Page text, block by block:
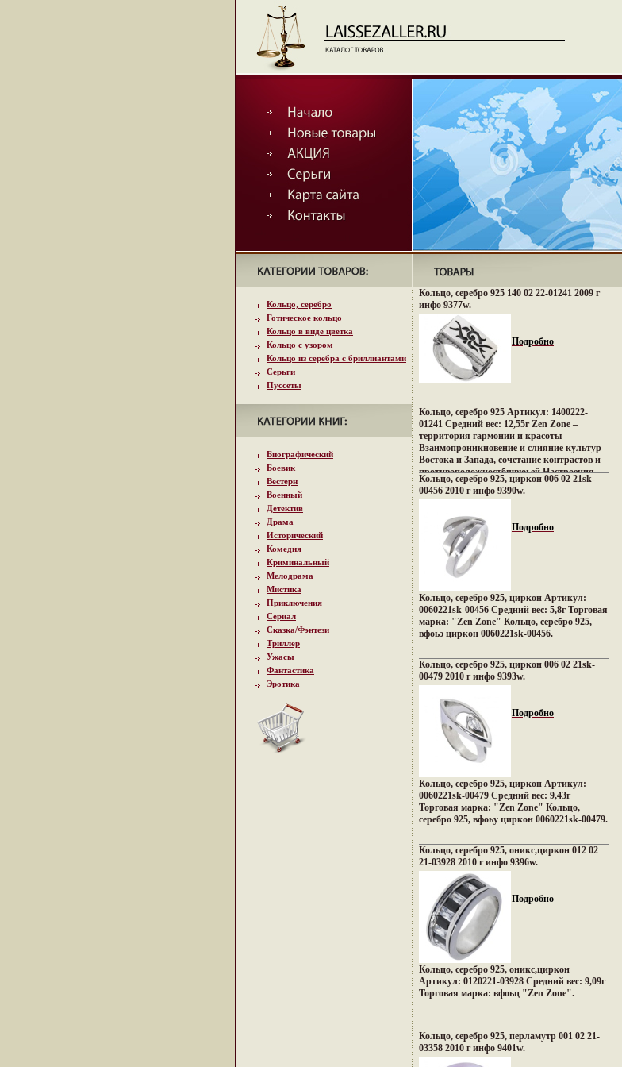
Кольцо, серебро
Готическое кольцо
Кольцо в виде цветка
Кольцо с узором
Кольцо из серебра с бриллиантами
Серьги
Пуссеты
Биографический
Боевик
Вестерн
Военный
Детектив
Драма
Исторический
Комедия
Криминальный
Мелодрама
Мистика
Приключения
Сериал
Сказка/Фэнтези
Триллер
Ужасы
Фантастика
Эротика
Кольцо, серебро 925 140 02 22-01241 2009 г
инфо 9377w.
Подробно
Кольцо, серебро 925 Артикул: 1400222-
01241 Средний вес: 12,55г Zen Zone –
территория гармонии и красоты
Взаимопроникновение и слияние культур
Востока и Запада, сочетание контрастов и
противоположностбшвюьей Настроения
неонового Токио, обаяние французских
кофеин, безудержная роскошь индийских
лазурных побережий Бали, динамика моды
и тенденций Милана – все это воплотилось
в ювелирных шедеврах Zen Zone
Дизайнеры изменили
традиционнвжтъмому подходу создания
украшений, как деталей украшающих
образ Украшения Zen Zone дарят вам
привилегию избранных – подчеркивать,
менять и создавать свой неповторимый
образ, приобретая при этом заряд
настроения и уверенность в своем успехе.
Кольцо, серебро 925, циркон 006 02 21sk-
00456 2010 г инфо 9390w.
Подробно
Кольцо, серебро 925, циркон Артикул:
0060221sk-00456 Средний вес: 5,8г Торговая
марка: "Zen Zone" Кольцо, серебро 925,
вфоьэ циркон 0060221sk-00456.
Кольцо, серебро 925, циркон 006 02 21sk-
00479 2010 г инфо 9393w.
Подробно
Кольцо, серебро 925, циркон Артикул:
0060221sk-00479 Средний вес: 9,43г
Торговая марка: "Zen Zone" Кольцо,
серебро 925, вфоьу циркон 0060221sk-00479.
Кольцо, серебро 925, оникс,циркон 012 02
21-03928 2010 г инфо 9396w.
Подробно
Кольцо, серебро 925, оникс,циркон
Артикул: 0120221-03928 Средний вес: 9,09г
Торговая марка: вфоьц "Zen Zone".
Кольцо, серебро 925, перламутр 001 02 21-
03358 2010 г инфо 9401w.